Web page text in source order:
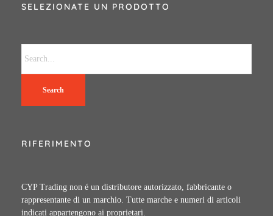
SELEZIONATE UN PRODOTTO
Search
RIFERIMENTO
CYP Trading non é un distributore autorizzato, fabbricante o
rappresentante di un marchio. Tutte marche e numeri di articoli
indicati appartengono ai proprietari.